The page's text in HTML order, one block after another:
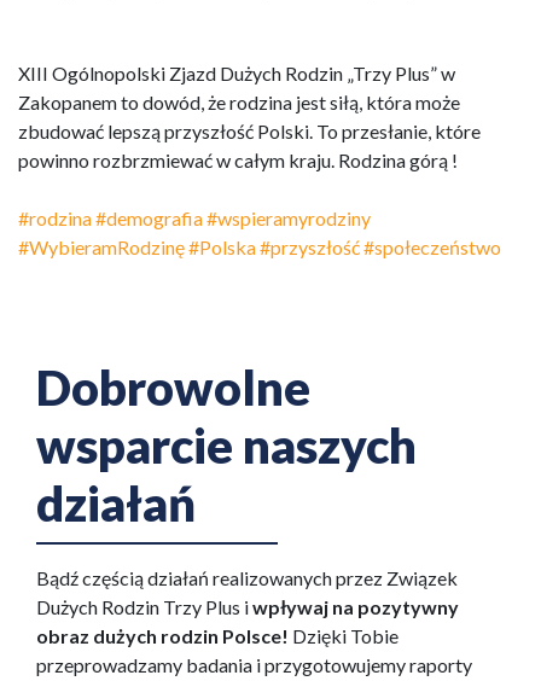
XIII Ogólnopolski Zjazd Dużych Rodzin „Trzy Plus” w
Zakopanem to dowód, że rodzina jest siłą, która może
zbudować lepszą przyszłość Polski. To przesłanie, które
powinno rozbrzmiewać w całym kraju. Rodzina górą !
#rodzina#demografia#wspieramyrodziny
#WybieramRodzinę#Polska#przyszłość#społeczeństwo
Dobrowolne
wsparcie naszych
działań
Bądź częścią działań realizowanych przez Związek
Dużych Rodzin Trzy Plus iwpływaj na pozytywny
obraz dużych rodzin Polsce! Dzięki Tobie
przeprowadzamy badania i przygotowujemy raporty